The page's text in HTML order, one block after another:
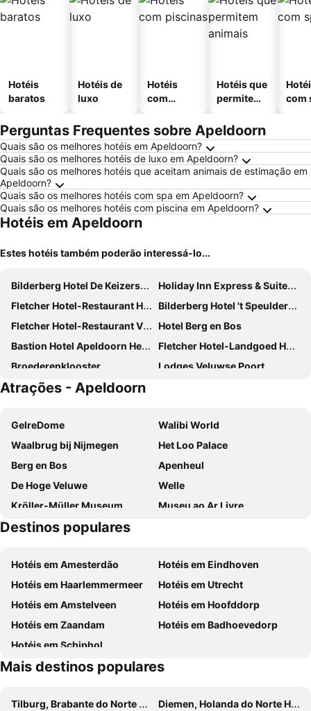
Hotéis
baratos
Hotéis de
luxo
Hotéis
com
Hotéis que
permitem
com
Perguntas Frequentes sobre Apeldoorn
Quais são os melhores hotéis em Apeldoorn?
Quais são os melhores hotéis de luxo em Apeldoorn?
Quais são os melhores hotéis que aceitam animais de estimação em
Apeldoorn?
Quais são os melhores hotéis com spa em Apeldoorn?
Quais são os melhores hotéis com piscina em Apeldoorn?
Hotéis em Apeldoorn
Estes hotéis também poderão interessá-lo...
Bilderberg Hotel De Keizerskroon
Holiday Inn Express & Suites Deventer By Ihg
Fletcher Hotel-Restaurant Het Veluwse Bos
Bilderberg Hotel 't Speulderbos
Fletcher Hotel-Restaurant Victoria-Hoenderloo
Hotel Berg en Bos
Bastion Hotel Apeldoorn Het Loo
Fletcher Hotel-Landgoed Huis Te Eerbeek
Broederenklooster
Lodges Veluwse Poort
Fletcher Hotel-Restaurant Apeldoorn
Van der Valk Hotel Apeldoorn - De Cantharel
Hotel et le Cafe de Paris
Fletcher Hotel-Restaurant Het Veluwse Bos
Hotel Gastronomique de Echoput
Fletcher Hotel-Restaurant De Wipselberg-Veluwe
Landgoed Mennorode
Bird Deventer
FINCH Boutique Hotel
Postillion Hotel Deventer
Hotel De Werelt Garderen
Hotel de Sterrenberg - Adults Only
Atrações - Apeldoorn
GelreDome
Walibi World
Waalbrug bij Nijmegen
Het Loo Palace
Berg en Bos
Apenheul
De Hoge Veluwe
Welle
Kröller-Müller Museum
Museu ao Ar Livre
Burgers Zoo BV
DierenPark Amersfoort
Huis Doorn
Hof von Holland
Destinos populares
Hotéis em Amesterdão
Hotéis em Eindhoven
Hotéis em Haarlemmermeer
Hotéis em Utrecht
Hotéis em Amstelveen
Hotéis em Hoofddorp
Hotéis em Zaandam
Hotéis em Badhoevedorp
Hotéis em Schiphol
Mais destinos populares
Tilburg, Brabante do Norte Hotéis
Diemen, Holanda do Norte Hotéis